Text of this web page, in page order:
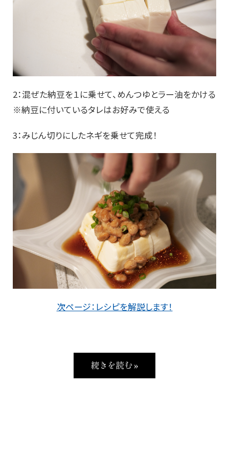
2：混ぜた納豆を１に乗せて、めんつゆとラー油をかける
※納豆に付いているタレはお好みで使える
3：みじん切りにしたネギを乗せて完成！
次ページ：レシピを解説します！
続きを読む »